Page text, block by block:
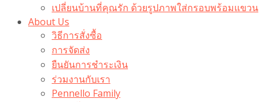
เปลี่ยนบ้านที่คุณรัก ด้วยรูปภาพใส่กรอบพร้อมแขวน​
About Us
วิธีการสั่งซื้อ
การจัดส่ง
ยืนยันการชำระเงิน
ร่วมงานกับเรา
Pennello Family